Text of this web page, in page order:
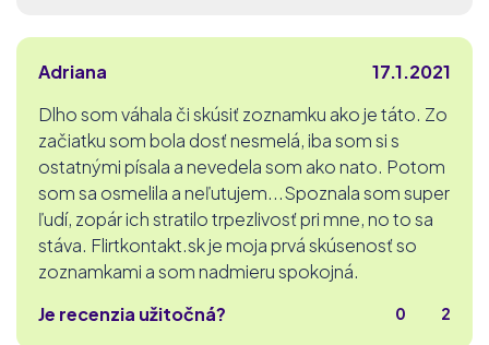
Adriana
17.1.2021
Dlho som váhala či skúsiť zoznamku ako je táto. Zo
začiatku som bola dosť nesmelá, iba som si s
ostatnými písala a nevedela som ako nato. Potom
som sa osmelila a neľutujem...Spoznala som super
ľudí, zopár ich stratilo trpezlivosť pri mne, no to sa
stáva. Flirtkontakt.sk je moja prvá skúsenosť so
zoznamkami a som nadmieru spokojná.
Je recenzia užitočná?
0 2